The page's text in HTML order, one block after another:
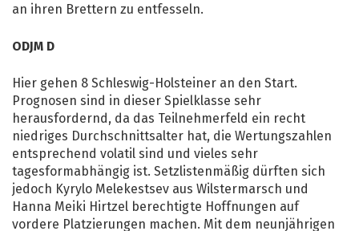
an ihren Brettern zu entfesseln.
ODJM D
Hier gehen 8 Schleswig-Holsteiner an den Start.
Prognosen sind in dieser Spielklasse sehr
herausfordernd, da das Teilnehmerfeld ein recht
niedriges Durchschnittsalter hat, die Wertungszahlen
entsprechend volatil sind und vieles sehr
tagesformabhängig ist. Setzlistenmäßig dürften sich
jedoch Kyrylo Melekestsev aus Wilstermarsch und
Hanna Meiki Hirtzel berechtigte Hoffnungen auf
vordere Platzierungen machen. Mit dem neunjährigen